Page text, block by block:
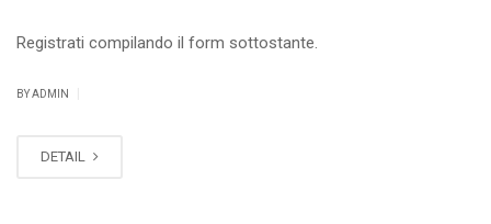
Registrati compilando il form sottostante.
BY ADMIN
DETAIL